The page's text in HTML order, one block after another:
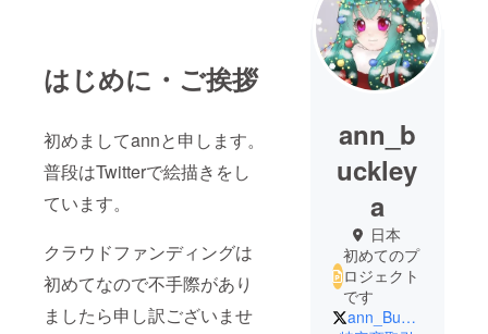
はじめに・ご挨拶
初めましてannと申します。
普段はTwitterで絵描きをし
ています。
クラウドファンディングは
初めてなので不手際があり
ましたら申し訳ございませ
ann_b
uckley
a
日本
初めてのプ
ロジェクト
です
ann_Buckleya2